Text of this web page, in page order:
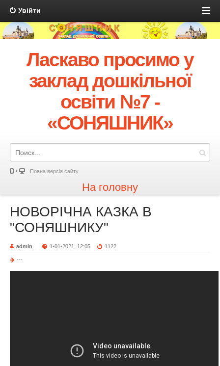
Увійти
Ласкаво просимо у
заклад дошкільної
освіти №7 -
«СОНЯШНИК»
Повна версія сайту
На головну
НОВОРІЧНА КАЗКА В
"СОНЯШНИКУ"
admin_ 1-01-2021, 12:05 1122
---